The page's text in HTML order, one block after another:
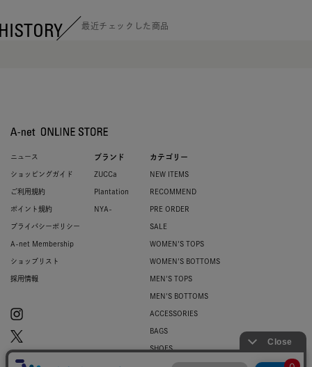
最近チェックした商品
ニュース
ショッピングガイド
ご利用規約
ポイント規約
プライバシーポリシー
A-net Membership
ショップリスト
採用情報
ブランド
ZUCCa
Plantation
NYA-
カテゴリー
NEW ITEMS
RECOMMEND
PRE ORDER
SALE
WOMEN'S TOPS
WOMEN'S BOTTOMS
MEN'S TOPS
MEN'S BOTTOMS
ACCESSORIES
BAGS
SHOES